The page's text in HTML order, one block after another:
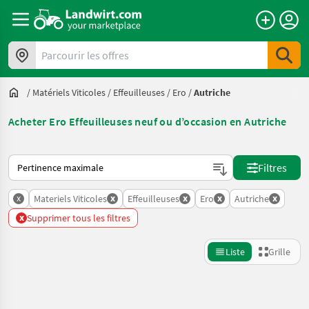
Parcourir les offres
/ Matériels Viticoles / Effeuilleuses / Ero /Autriche
Acheter Ero Effeuilleuses neuf ou d’occasion en Autriche
Voici comment les annonces sont triées sur Landwirt.com
Filtres
x Materiels Viticoles x Effeuilleuses x Ero x Autriche x
x Supprimer tous les filtres
Liste Grille